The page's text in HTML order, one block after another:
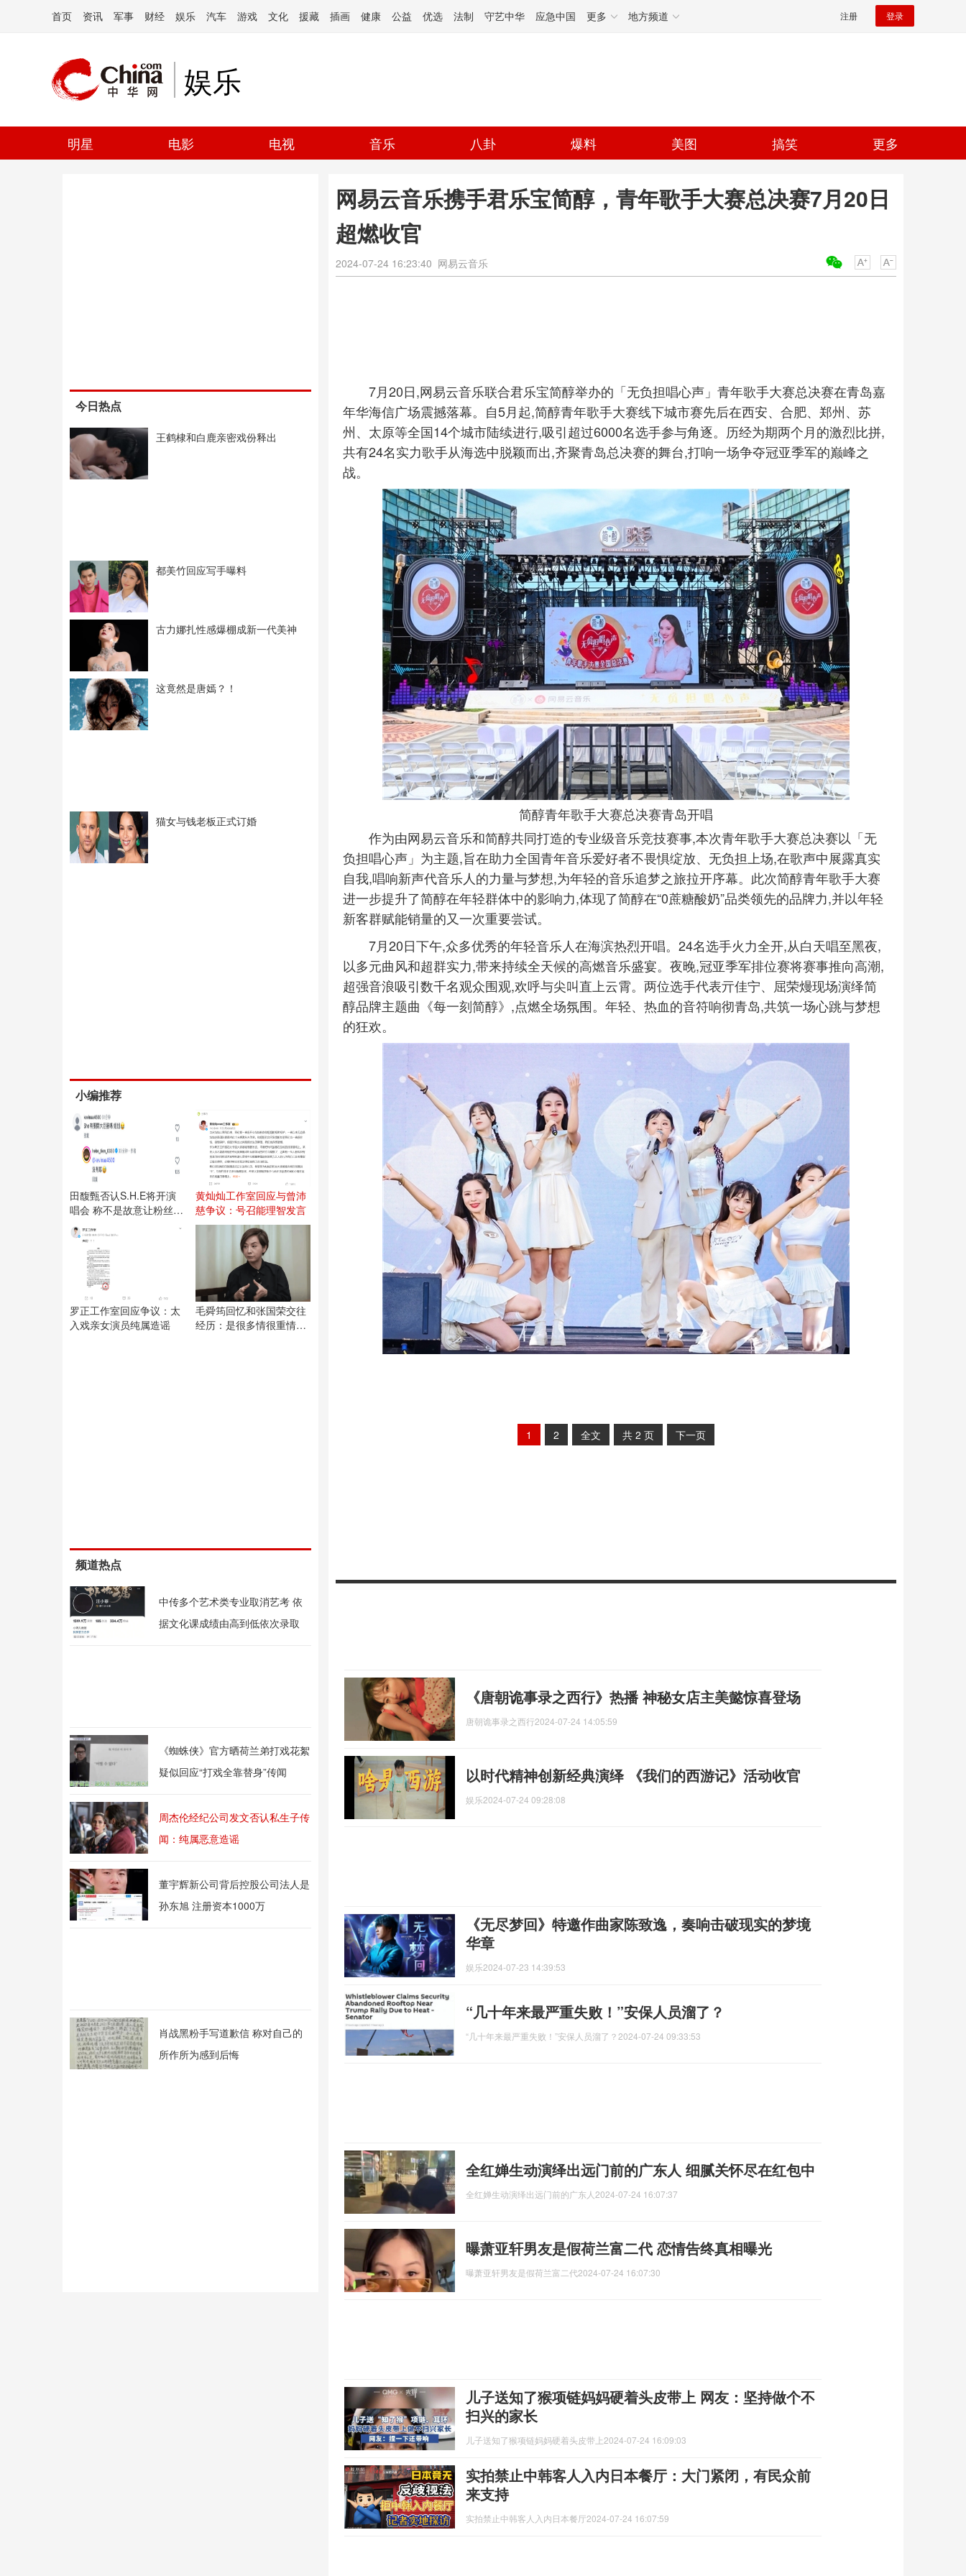
首页 资讯 军事 财经 娱乐 汽车 游戏 文化 援藏 插画 健康 公益 优选 法制 守艺中华 应急中国 更多 地方频道 注册 登录
娱乐
明星 电影 电视 音乐 八卦 爆料 美图 搞笑 更多
今日热点
王鹤棣和白鹿亲密戏份释出
都美竹回应写手曝料
古力娜扎性感爆棚成新一代美神
这竟然是唐嫣？！
猫女与钱老板正式订婚
小编推荐
田馥甄否认S.H.E将开演
唱会 称不是故意让粉丝失
望
黄灿灿工作室回应与曾沛
慈争议：号召能理智发言
罗正工作室回应争议：太
入戏亲女演员纯属造谣
毛舜筠回忆和张国荣交往
经历：是很多情很重情的
频道热点
中传多个艺术类专业取消艺考 依
据文化课成绩由高到低依次录取
《蜘蛛侠》官方晒荷兰弟打戏花絮
疑似回应“打戏全靠替身”传闻
周杰伦经纪公司发文否认私生子传
闻：纯属恶意造谣
董宇辉新公司背后控股公司法人是
孙东旭 注册资本1000万
肖战黑粉手写道歉信 称对自己的
所作所为感到后悔
网易云音乐携手君乐宝简醇，青年歌手大赛总决赛7月20日
超燃收官
2024-07-24 16:23:40 网易云音乐
7月20日,网易云音乐联合君乐宝简醇举办的「无负担唱心声」青年歌手大赛总决赛在青岛嘉
年华海信广场震撼落幕。自5月起,简醇青年歌手大赛线下城市赛先后在西安、合肥、郑州、苏
州、太原等全国14个城市陆续进行,吸引超过6000名选手参与角逐。历经为期两个月的激烈比拼,
共有24名实力歌手从海选中脱颖而出,齐聚青岛总决赛的舞台,打响一场争夺冠亚季军的巅峰之
战。
简醇青年歌手大赛总决赛青岛开唱
作为由网易云音乐和简醇共同打造的专业级音乐竞技赛事,本次青年歌手大赛总决赛以「无
负担唱心声」为主题,旨在助力全国青年音乐爱好者不畏惧绽放、无负担上场,在歌声中展露真实
自我,唱响新声代音乐人的力量与梦想,为年轻的音乐追梦之旅拉开序幕。此次简醇青年歌手大赛
进一步提升了简醇在年轻群体中的影响力,体现了简醇在“0蔗糖酸奶”品类领先的品牌力,并以年轻
新客群赋能销量的又一次重要尝试。
7月20日下午,众多优秀的年轻音乐人在海滨热烈开唱。24名选手火力全开,从白天唱至黑夜,
以多元曲风和超群实力,带来持续全天候的高燃音乐盛宴。夜晚,冠亚季军排位赛将赛事推向高潮,
超强音浪吸引数千名观众围观,欢呼与尖叫直上云霄。两位选手代表亓佳宁、屈荣熳现场演绎简
醇品牌主题曲《每一刻简醇》,点燃全场氛围。年轻、热血的音符响彻青岛,共筑一场心跳与梦想
的狂欢。
1 2 全文 共 2 页 下一页
《唐朝诡事录之西行》热播 神秘女店主美懿惊喜登场
唐朝诡事录之西行2024-07-24 14:05:59
以时代精神创新经典演绎 《我们的西游记》活动收官
娱乐2024-07-24 09:28:08
《无尽梦回》特邀作曲家陈致逸，奏响击破现实的梦境
华章
娱乐2024-07-23 14:39:53
“几十年来最严重失败！”安保人员溜了？
“几十年来最严重失败！”安保人员溜了？ 2024-07-24 09:33:53
全红婵生动演绎出远门前的广东人 细腻关怀尽在红包中
全红婵生动演绎出远门前的广东人 2024-07-24 16:07:37
曝萧亚轩男友是假荷兰富二代 恋情告终真相曝光
曝萧亚轩男友是假荷兰富二代2024-07-24 16:07:30
儿子送知了猴项链妈妈硬着头皮带上 网友：坚持做个不
扫兴的家长
儿子送知了猴项链妈妈硬着头皮带上2024-07-24 16:09:03
实拍禁止中韩客人入内日本餐厅：大门紧闭，有民众前
来支持
实拍禁止中韩客人入内日本餐厅2024-07-24 16:07:59